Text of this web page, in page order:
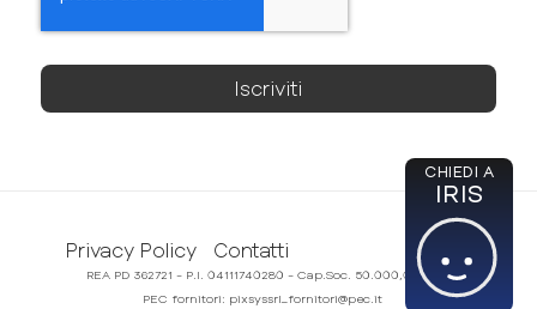
Privacy Policy Contatti
REA PD 362721 - P.I. 04111740280 - Cap.Soc. 50.000,00€ i.v.
PEC fornitori: pixsyssrl_fornitori@pec.it
CHIEDI A
IRIS